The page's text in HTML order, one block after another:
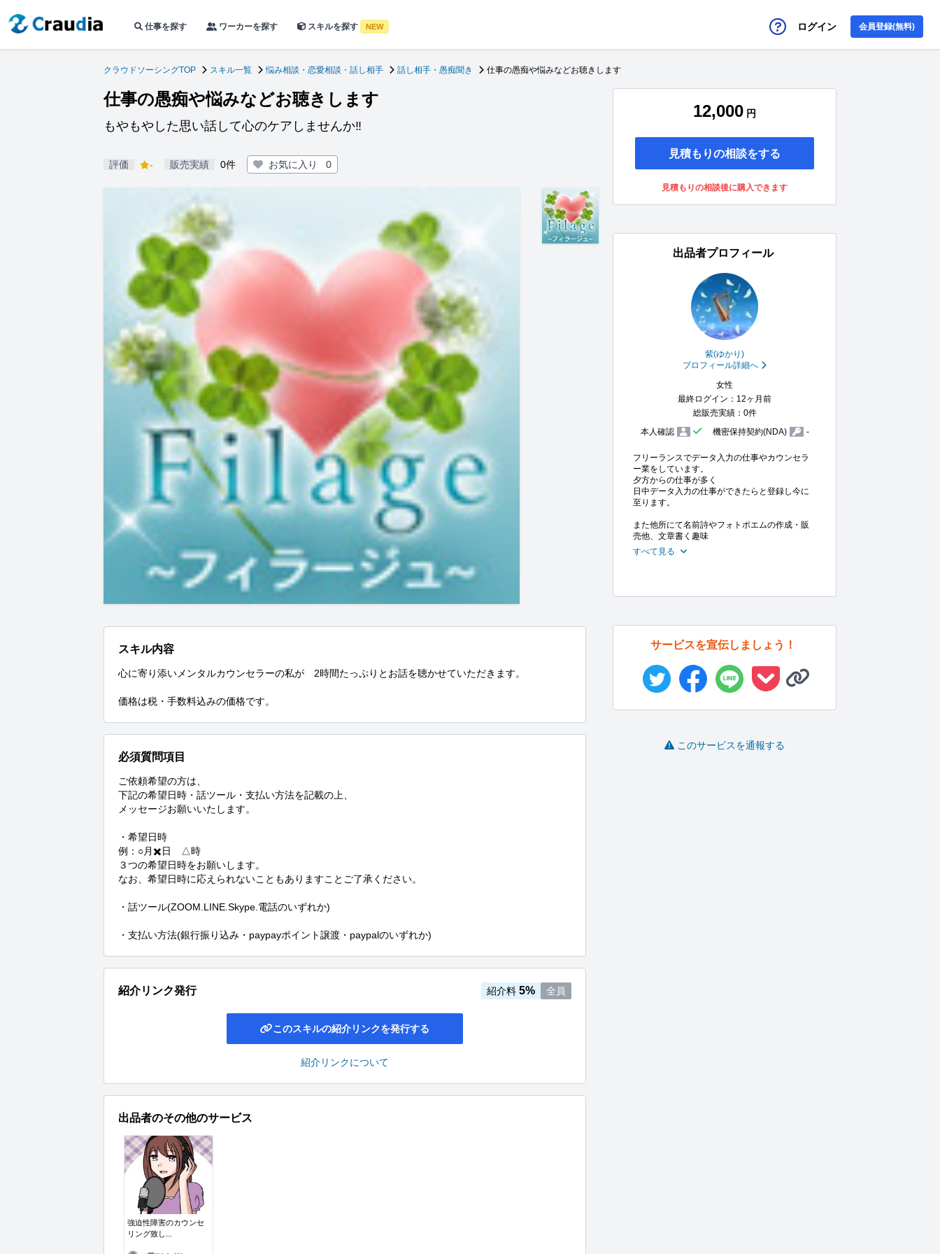
仕事を探す ワーカーを探す スキルを探す NEW ログイン 会員登録(無料)
クラウドソーシングTOP スキル一覧 悩み相談・恋愛相談・話し相手 話し相手・愚痴聞き 仕事の愚痴や悩みなどお聴きします
仕事の愚痴や悩みなどお聴きします
もやもやした思い話して心のケアしませんか‼︎
評価 - 販売実績 0件 お気に入り 0
スキル内容
心に寄り添いメンタルカウンセラーの私が　2時間たっぷりとお話を聴かせていただきます。
価格は税・手数料込みの価格です。
必須質問項目
ご依頼希望の方は、
下記の希望日時・話ツール・支払い方法を記載の上、
メッセージお願いいたします。
・希望日時
例：○月✖️日　△時
３つの希望日時をお願いします。
なお、希望日時に応えられないこともありますことご了承ください。
・話ツール(ZOOM.LINE.Skype.電話のいずれか)
・支払い方法(銀行振り込み・paypayポイント譲渡・paypalのいずれか)
紹介リンク発行 紹介料 5% 全員
このスキルの紹介リンクを発行する
紹介リンクについて
出品者のその他のサービス
強迫性障害のカウンセ
リング致し...
12,000 円
見積もりの相談をする
見積もりの相談後に購入できます
出品者プロフィール
紫(ゆかり)
プロフィール詳細へ
女性
最終ログイン：12ヶ月前
総販売実績：0件
本人確認
機密保持契約(NDA) -
フリーランスでデータ入力の仕事やカウンセラ
ー業をしています。
夕方からの仕事が多く
日中データ入力の仕事ができたらと登録し今に
至ります。
また他所にて名前詩やフォトポエムの作成・販
売他、文章書く趣味
すべて見る
サービスを宣伝しましょう！
このサービスを通報する